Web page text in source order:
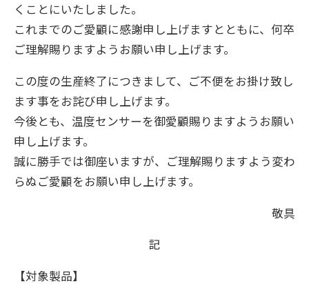
くことにいたしました。
これまでのご愛顧に感謝申し上げますとともに、何卒
ご理解賜りますようお願い申し上げます。
この度の生産終了につきまして、ご不便をお掛け致し
ます事をお詫び申し上げます。
今後とも、温度センサーを御愛顧賜りますようお願い
申し上げます。
誠に勝手では御座いますが、ご理解賜りますよう変わ
らぬご愛顧をお願い申し上げます。
敬具
記
【対象製品】